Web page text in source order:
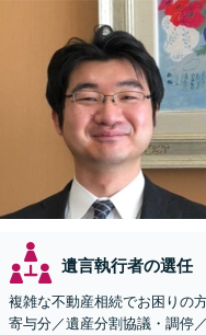
遺言執行者の選任
複雑な不動産相続でお困りの
寄与分／遺産分割協議・調停